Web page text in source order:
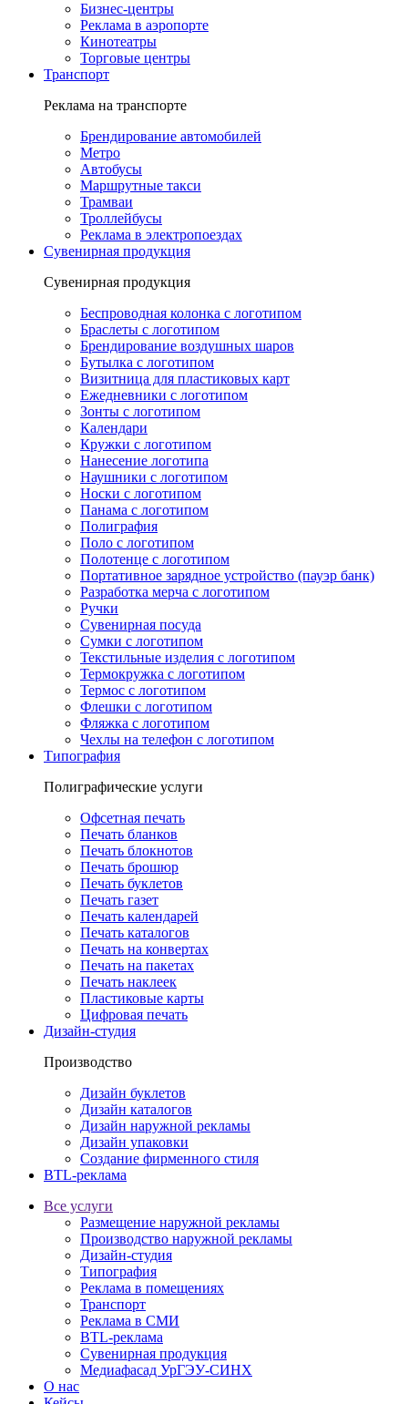
Бизнес-центры
Реклама в аэропорте
Кинотеатры
Торговые центры
Транспорт
Реклама на транспорте
Брендирование автомобилей
Метро
Автобусы
Маршрутные такси
Трамваи
Троллейбусы
Реклама в электропоездах
Сувенирная продукция
Сувенирная продукция
Беспроводная колонка с логотипом
Браслеты с логотипом
Брендирование воздушных шаров
Бутылка с логотипом
Визитница для пластиковых карт
Ежедневники с логотипом
Зонты с логотипом
Календари
Кружки с логотипом
Нанесение логотипа
Наушники с логотипом
Носки с логотипом
Панама с логотипом
Полиграфия
Поло с логотипом
Полотенце с логотипом
Портативное зарядное устройство (пауэр банк)
Разработка мерча с логотипом
Ручки
Сувенирная посуда
Сумки с логотипом
Текстильные изделия с логотипом
Термокружка с логотипом
Термос с логотипом
Флешки с логотипом
Фляжка с логотипом
Чехлы на телефон с логотипом
Типография
Полиграфические услуги
Офсетная печать
Печать бланков
Печать блокнотов
Печать брошюр
Печать буклетов
Печать газет
Печать календарей
Печать каталогов
Печать на конвертах
Печать на пакетах
Печать наклеек
Пластиковые карты
Цифровая печать
Дизайн-студия
Производство
Дизайн буклетов
Дизайн каталогов
Дизайн наружной рекламы
Дизайн упаковки
Создание фирменного стиля
BTL-реклама
Все услуги
Размещение наружной рекламы
Производство наружной рекламы
Дизайн-студия
Типография
Реклама в помещениях
Транспорт
Реклама в СМИ
BTL-реклама
Сувенирная продукция
Медиафасад УрГЭУ-СИНХ
О нас